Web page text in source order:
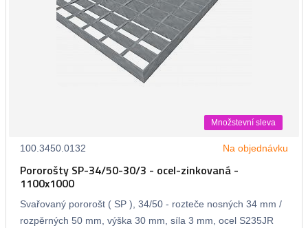
Množstevní sleva
100.3450.0132 Na objednávku
Pororošty SP-34/50-30/3 - ocel-zinkovaná -
1100x1000
Svařovaný pororošt ( SP ), 34/50 - rozteče nosných 34 mm /
rozpěrných 50 mm, výška 30 mm, síla 3 mm, ocel S235JR